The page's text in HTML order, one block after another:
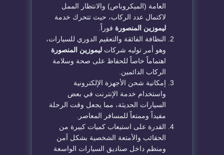
العامة (الميكروباص) والانتظار الممل
لاكتمال عدد الركاب، حيث تتحرك خدمة
ليموزين المنصورة فوراً.
​النظافة الفائقة والتعقيم الدوري للسيارات،
وهو أمر توليه شركات ليموزين المنصورة
اهتماماً خاصاً للحفاظ على صحة وسلامة
الركاب الدائمين.
​إمكانية شحن الأجهزة الإلكترونية
واستخدام خدمة الإنترنت في بعض
السيارات الحديثة، مما يجعل وقت الرحلة
مفيداً وممتعاً للمسافر المعاصر.
​القدرة على استيعاب كميات كبيرة من
الحقائب والأمتعة الشخصية بشكل آمن
ومنظم داخل صناديق السيارات الواسعة